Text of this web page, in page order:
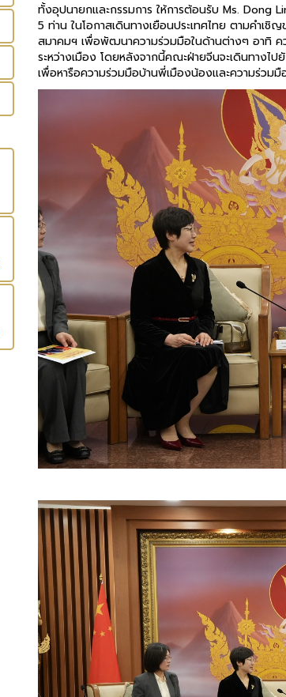
ทั้งอุปนายกและกรรมการ ให้การต้อนรับ Ms. Dong
5 ท่าน ในโอกาสเดินทางเยือนประเทศไทย ตามคำ
สมาคมฯ เพื่อพัฒนาความร่วมมือในด้านต่างๆ อาทิ
ระหว่างเมือง โดยหลังจากนี้คณะฝ่ายจีนจะเดินทางไ
เพื่อหารือความร่วมมือบ้านพี่เมืองน้องและความร่วม